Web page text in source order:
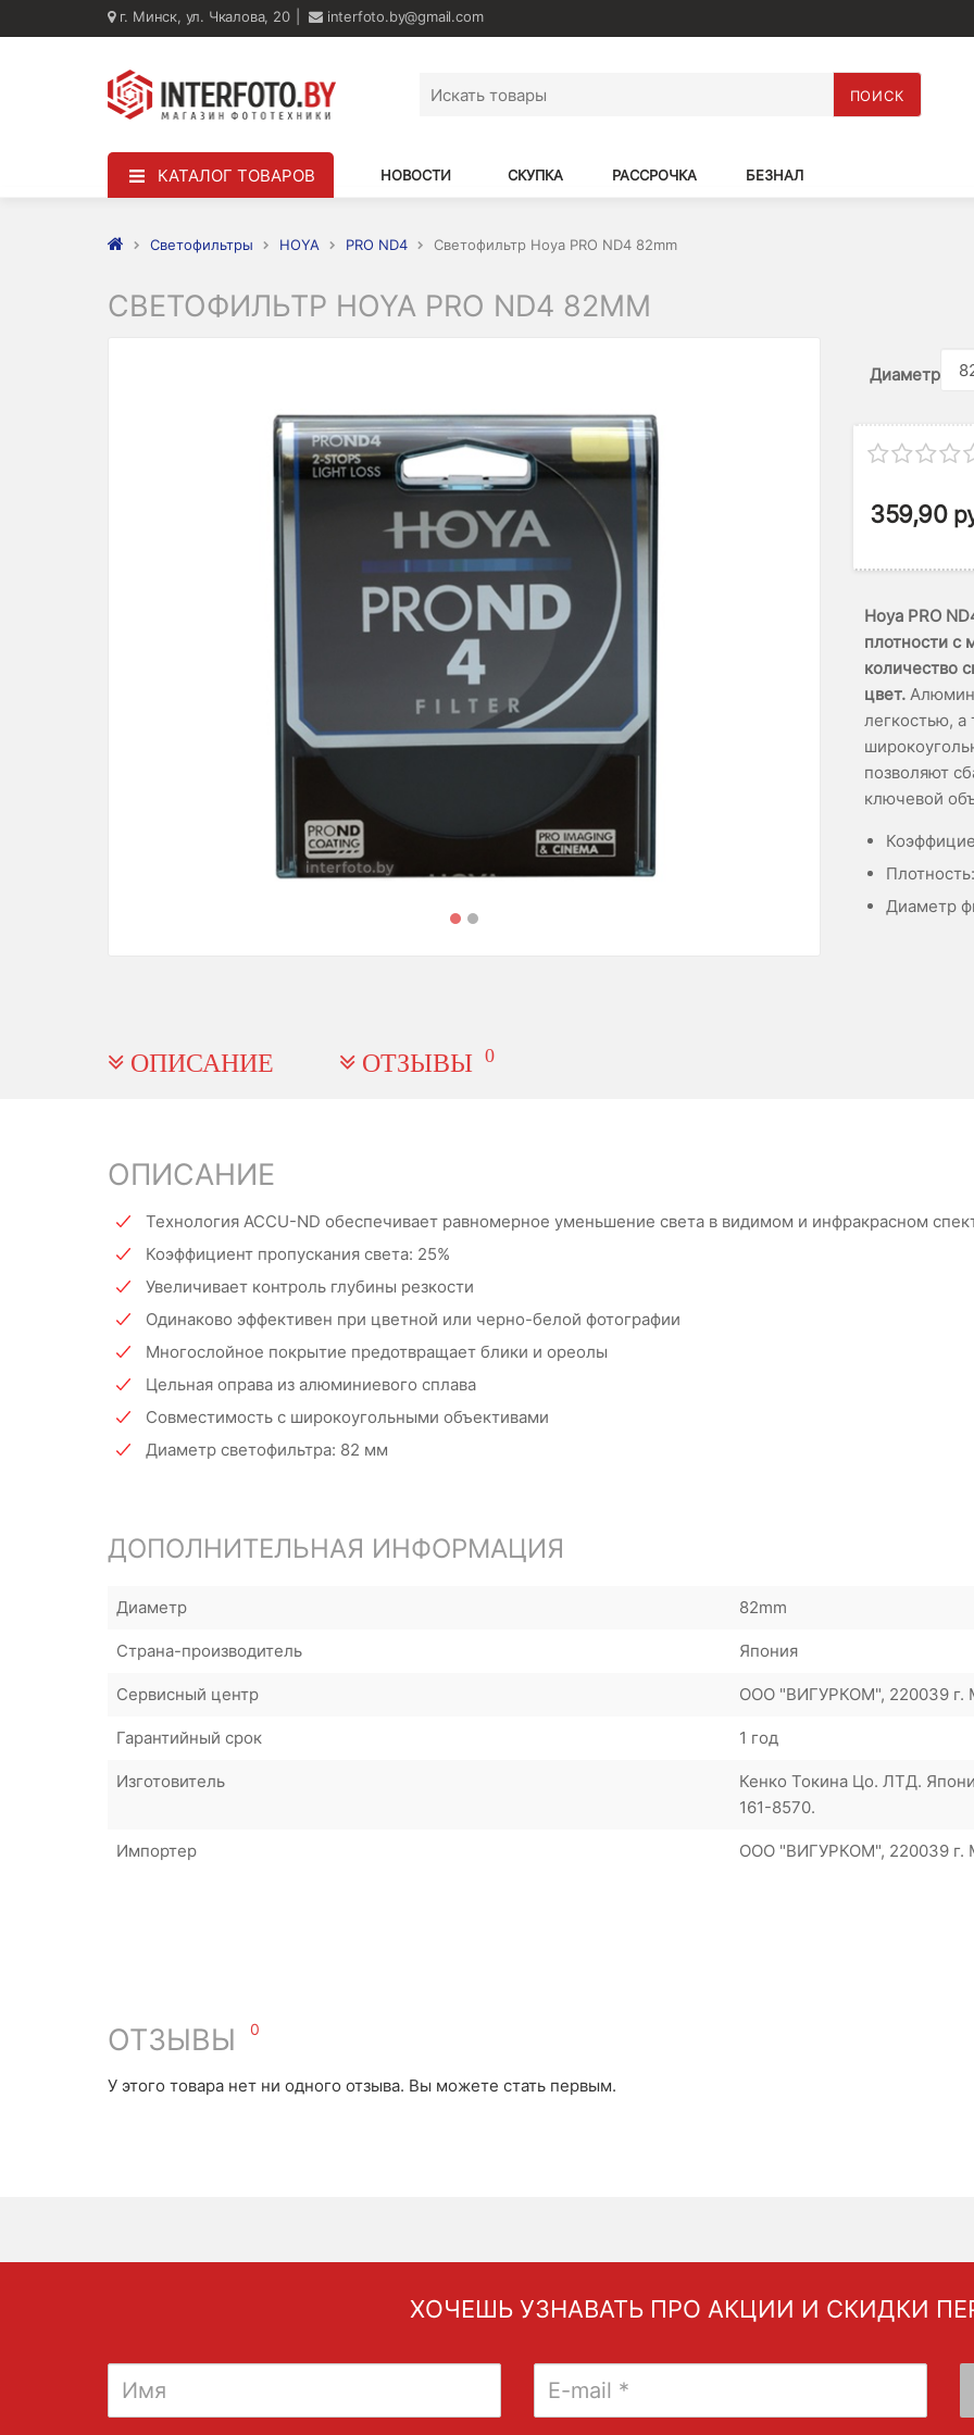
г. Минск, ул. Чкалова, 20 interfoto.by@gmail.com
ПОИСК
КАТАЛОГ ТОВАРОВ НОВОСТИ СКУПКА РАССРОЧКА БЕЗНАЛ
Светофильтры HOYA PRO ND4 Светофильтр Hoya PRO ND4 82mm
СВЕТОФИЛЬТР HOYA PRO ND4 82MM
Диаметр
359,90
Hoya PRO
плотности с
количество
цвет.
легкостью, а
позволяют
ключевой
Диаметр
ОПИСАНИЕ ОТЗЫВЫ 0
ОПИСАНИЕ
Технология ACCU-ND обеспечивает равномерное уменьшение света в видимом и инфракрасном
Коэффициент пропускания света: 25%
Увеличивает контроль глубины резкости
Одинаково эффективен при цветной или черно-белой фотографии
Многослойное покрытие предотвращает блики и ореолы
Цельная оправа из алюминиевого сплава
Совместимость с широкоугольными объективами
Диаметр светофильтра: 82 мм
ДОПОЛНИТЕЛЬНАЯ ИНФОРМАЦИЯ
Диаметр 82mm
Страна-производитель Япония
Сервисный центр ООО "ВИГУРКОМ", 220039 г.
Гарантийный срок 1 год
Изготовитель
Кенко Токина Цо. ЛТД.
161-8570.
Импортер ООО "ВИГУРКОМ", 220039 г.
ОТЗЫВЫ 0
У этого товара нет ни одного отзыва. Вы можете стать первым.
ХОЧЕШЬ УЗНАВАТЬ ПРО АКЦИИ И СКИДКИ